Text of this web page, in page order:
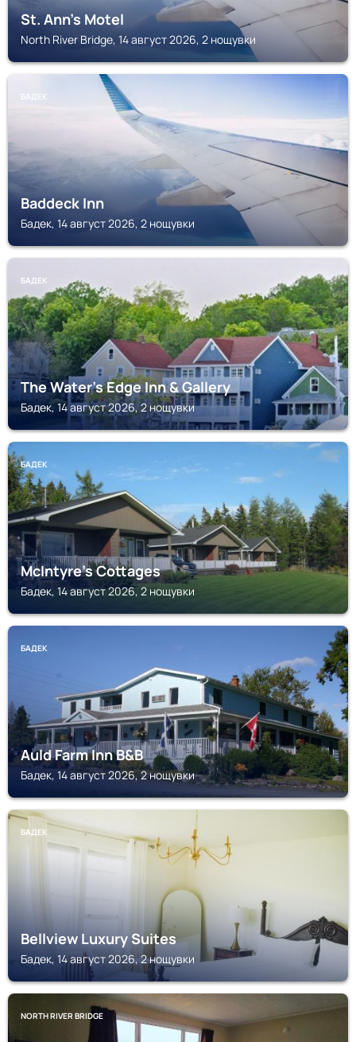
St. Ann's Motel
North River Bridge, 14 август 2026, 2 нощувки
БАДЕК
Baddeck Inn
Бадек, 14 август 2026, 2 нощувки
БАДЕК
The Water's Edge Inn & Gallery
Бадек, 14 август 2026, 2 нощувки
БАДЕК
McIntyre's Cottages
Бадек, 14 август 2026, 2 нощувки
БАДЕК
Auld Farm Inn B&B
Бадек, 14 август 2026, 2 нощувки
БАДЕК
Bellview Luxury Suites
Бадек, 14 август 2026, 2 нощувки
NORTH RIVER BRIDGE